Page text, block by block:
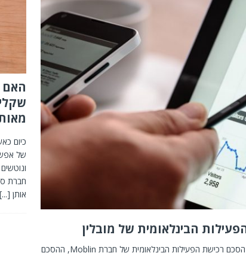
חברת הטכנולוגיות לשיווק דיגיטלי Zoomd חתמה על הסכם רכישת הפעילות הבינלאומית של חברת Moblin, ההסכם
האם
כיום
של
חברת
אותן [...]